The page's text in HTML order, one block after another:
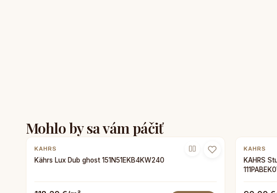
Mohlo by sa vám páčiť
KAHRS
Kährs Lux Dub ghost 151N51EKB4KW240
KAHRS
KAHRS